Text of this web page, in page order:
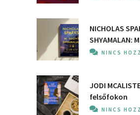
NICHOLAS
SHYAMALAN:
NINCS
JODI
felsőfokon
NINCS